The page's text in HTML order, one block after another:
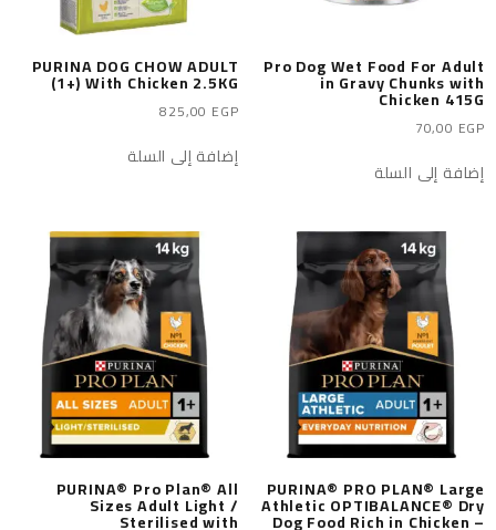
Pro Dog Wet Food For Adult
in Gravy Chunks with
Chicken 415G
70,00 EGP
إضافة إلى السلة
PURINA DOG CHOW ADULT
(1+) With Chicken 2.5KG
825,00 EGP
إضافة إلى السلة
PURINA® PRO PLAN® Large
Athletic OPTIBALANCE® Dry
Dog Food Rich in Chicken –
PURINA® Pro Plan® All
Sizes Adult Light /
Sterilised with